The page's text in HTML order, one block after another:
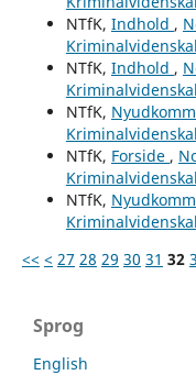
NTfK, Indhold ,
NTfK, Indhold ,
NTfK,
NTfK, Forside ,
NTfK,
<< < 27 28 29 30 31 32
Sprog
English